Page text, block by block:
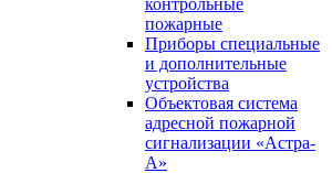
контрольные
пожарные
Приборы специальные
и дополнительные
устройства
Объектовая система
адресной пожарной
сигнализации «Астра-
А»